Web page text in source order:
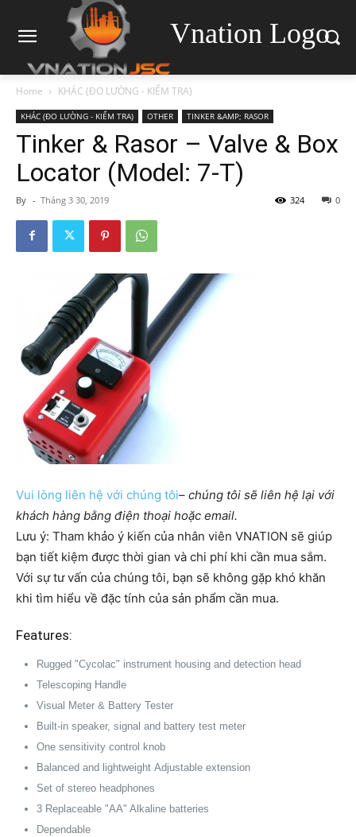
Vnation Logo
Home KHÁC (ĐO LƯỜNG - KIỂM TRA)
KHÁC (ĐO LƯỜNG - KIỂM TRA) OTHER TINKER &AMP; RASOR
Tinker & Rasor – Valve & Box
Locator (Model: 7-T)
By - Tháng 3 30, 2019 0
324
Vui lòng liên hệ với chúng tôi– chúng tôi sẽ liên hệ lại với
khách hàng bằng điện thoại hoặc email.
Lưu ý: Tham khảo ý kiến của nhân viên VNATION sẽ giúp
bạn tiết kiệm được thời gian và chi phí khi cần mua sắm. ​​
Với sự tư vấn của chúng tôi, bạn sẽ không gặp khó khăn
khi tìm hiểu về đặc tính của sản phẩm cần mua.
Features:
Rugged "Cycolac" instrument housing and detection head
Telescoping Handle
Visual Meter & Battery Tester
Built-in speaker, signal and battery test meter
One sensitivity control knob
Balanced and lightweight Adjustable extension
Set of stereo headphones
3 Replaceable "AA" Alkaline batteries
Dependable